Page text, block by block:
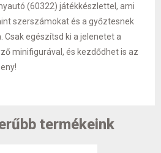
(60322) játékkészlettel, ami
szerszámokat és a győztesnek
egészítsd ki a jelenetet a
minifigurával, és kezdődhet is az
termékeink